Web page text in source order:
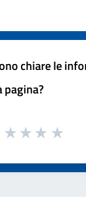
chiare le
pagina?